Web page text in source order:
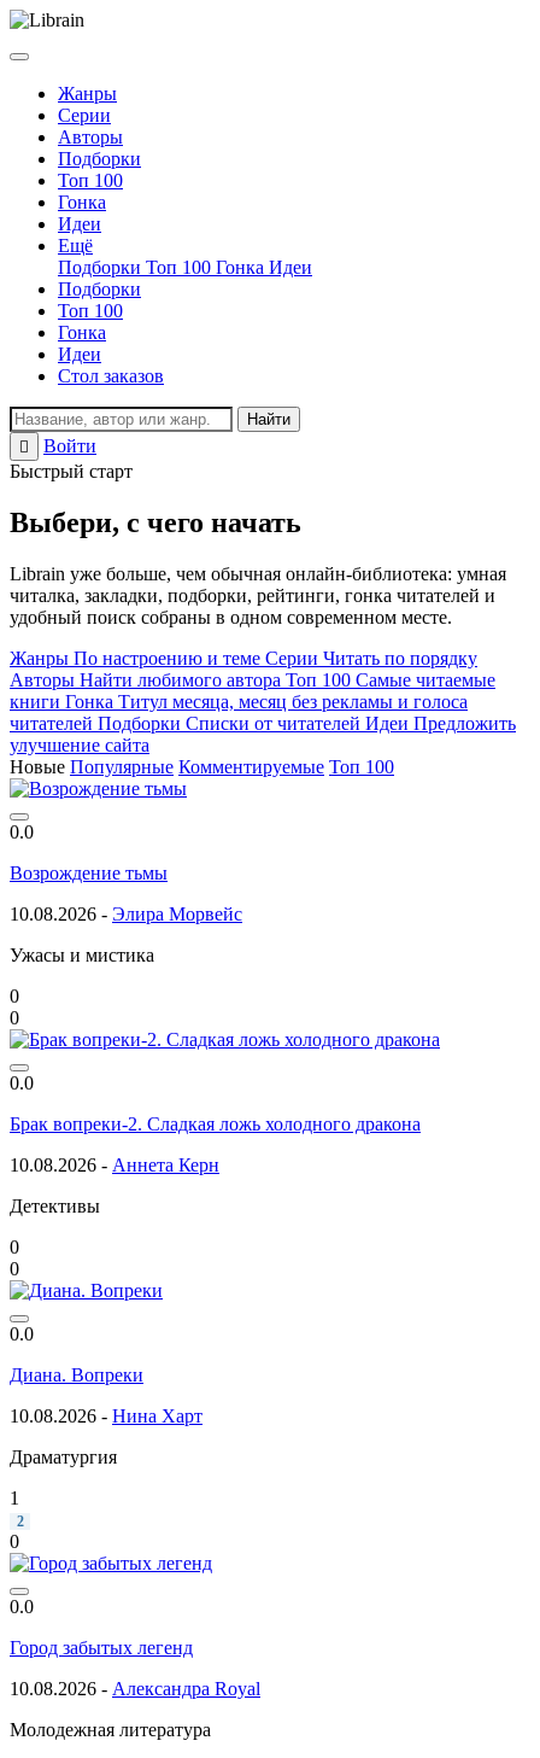
Жанры
Серии
Авторы
Подборки
Топ 100
Гонка
Идеи
Ещё
Подборки Топ 100 Гонка Идеи
Подборки
Топ 100
Гонка
Идеи
Стол заказов
Найти
Войти
Быстрый старт
Выбери, с чего начать
Librain уже больше, чем обычная онлайн-библиотека: умная
читалка, закладки, подборки, рейтинги, гонка читателей и
удобный поиск собраны в одном современном месте.
Жанры По настроению и теме Серии Читать по порядку
Авторы Найти любимого автора Топ 100 Самые читаемые
книги Гонка Титул месяца, месяц без рекламы и голоса
читателей Подборки Списки от читателей Идеи Предложить
улучшение сайта
Новые Популярные Комментируемые Топ 100
0.0
Возрождение тьмы
10.08.2026 - Элира Морвейс
Ужасы и мистика
0
0
0.0
Брак вопреки-2. Сладкая ложь холодного дракона
10.08.2026 - Аннета Керн
Детективы
0
0
0.0
Диана. Вопреки
10.08.2026 - Нина Харт
Драматургия
1
2
0
0.0
Город забытых легенд
10.08.2026 - Александра Royal
Молодежная литература